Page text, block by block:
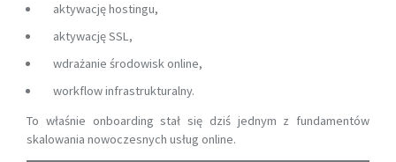
aktywację hostingu,
aktywację SSL,
wdrażanie środowisk online,
workflow infrastrukturalny.
To właśnie onboarding stał się dziś jednym z fundamentów
skalowania nowoczesnych usług online.